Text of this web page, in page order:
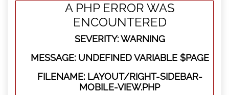
A PHP ERROR WAS
ENCOUNTERED
SEVERITY: WARNING
MESSAGE: UNDEFINED VARIABLE $PAGE
FILENAME: LAYOUT/RIGHT-SIDEBAR-
MOBILE-VIEW.PHP